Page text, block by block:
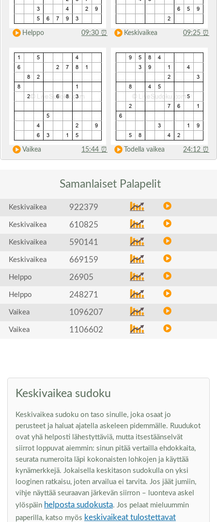
Helppo 09:30 ⏰ Keskivaikea 09:25 ⏰
Vaikea 15:44 ⏰ Todella vaikea 24:12 ⏰
Samanlaiset Palapelit
Keskivaikea 922379
Keskivaikea 610825
Keskivaikea 590141
Keskivaikea 669159
Helppo 26905
Helppo 248271
Vaikea 1096207
Vaikea 1106602
Keskivaikea sudoku
Keskivaikea sudoku on taso sinulle, joka osaat jo
perusteet ja haluat ajatella askeleen pidemmälle. Ruudukot
ovat yhä helposti lähestyttäviä, mutta itsestäänselvät
siirrot loppuvat aiemmin: sinun pitää vertailla ehdokkaita,
seurata numeroita läpi kokonaisten lohkojen ja käyttää
kynämerkkejä. Jokaisella keskitason sudokulla on yksi
looginen ratkaisu, joten arvailua ei tarvita. Jos jäät jumiin,
vihje näyttää seuraavan järkevän siirron – luonteva askel
ylöspäin helposta sudokusta. Jos pelaat mieluummin
paperilla, katso myös keskivaikeat tulostettavat